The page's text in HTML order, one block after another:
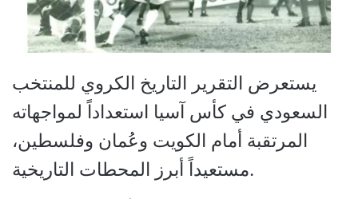
يستعرض التقرير التاريخ الكروي للمنتخب
السعودي في كأس آسيا استعداداً لمواجهاته
المرتقبة أمام الكويت وعُمان وفلسطين،
مستعيداً أبرز المحطات التاريخية.